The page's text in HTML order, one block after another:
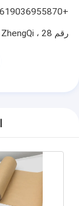
+8619036955870
رقم 28 ، ZhengQi ، شارع Zhengzhou ، الصين